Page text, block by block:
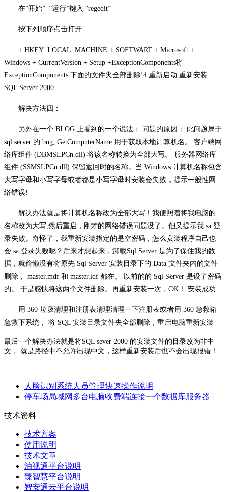
在”开始”–”运行”键入 “regedit”
按下列顺序点击打开
+ HKEY_LOCAL_MACHINE + SOFTWART + Microsoft +
Windows + CurrentVersion + Setup +ExceptionComponents将
ExceptionComponents 下面的文件夹全部删除!4 重新启动:重新安装
SQL Server 2000
解决方法四：
另外在一个 BLOG 上看到的一个说法： 问题的原因： 此问题属于
sql server 的 bug, GetComputerName 用于获取本地计算机名。 客户端网
络库组件 (DBMSLPCn.dll) 将该名称转换为全部大写。 服务器网络库
组件 (SSMSLPCn.dll) 保留返回时的名称。当 Windows 计算机名称包含
大写字母和小写字母或者都是小写字母时安装会失败，提示一般性网
络错误!
解决办法就是将计算机名称改为全部大写！我便照着将我电脑的
名称改为大写 ,然后重启，刚才的网络错误问题没了。但又提示我 sa 登
录失败。奇怪了，我重新安装指定的是空密码，怎么安装程序自己也
会 sa 登录失败呢？后来才想起来，卸载Sql Server 是为了保住我的数
据，就偷懒没有将原先 Sql Server 安装目录下的 Data 文件夹内的文件
删除， master.mdf 和 master.ldf 都在。 以前的的 Sql Server 是设了密码
的。 于是感快将这两个文件删除。再重新安装一次，OK！ 安装成功
用 360 垃圾清理和注册表清理清理一下注册表或者用 360 急救箱
急救下系统， 将 SQL 安装目录文件夹全部删除，重启电脑重新安装
最后一个解决办法就是将SQL sever 2000 的安装文件的目录改为非中
文， 就是路径中不允许出现中文，这样重新安装后也不会出现报错！
人脸识别系统人员管理快速操作说明
停车场局域网多台电脑收费端连接一个数据库服务器
技术资料
技术方案
使用说明
技术文章
泊视通平台说明
臻智慧平台说明
智安通云平台说明